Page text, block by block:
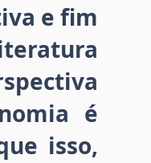
e fim
é
isso,